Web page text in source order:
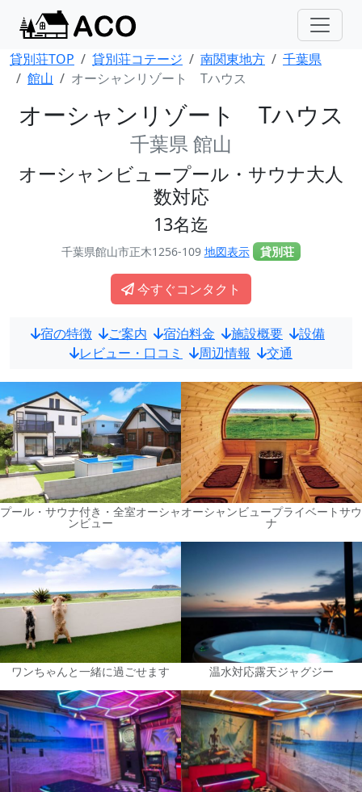
貸別荘TOP 貸別荘コテージ 南関東地方
千葉県
館山
オーシャンリゾート Tハウス
オーシャンリゾート Tハウス
千葉県 館山
オーシャンビュープール・サウナ大人
数対応
13名迄
千葉県館山市正木1256-109 地図表示 貸別荘
今すぐコンタクト
宿の特徴 ご案内 宿泊料金 施設概要
設備
レビュー・口コミ
周辺情報 交通
プール・サウナ付き・全室オーシャ
ンビュー
オーシャンビュープライベートサウ
ナ
ワンちゃんと一緒に過ごせます 温水対応露天ジャグジー